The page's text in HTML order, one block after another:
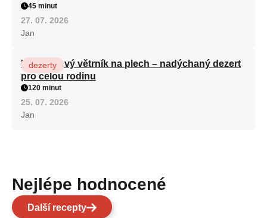
45 minut
27. 07. 2026
Jan
Karamelový větrník na plech – nadýchaný dezert
pro celou rodinu
dezerty
120 minut
25. 07. 2026
Jan
Nejlépe hodnocené
Další recepty